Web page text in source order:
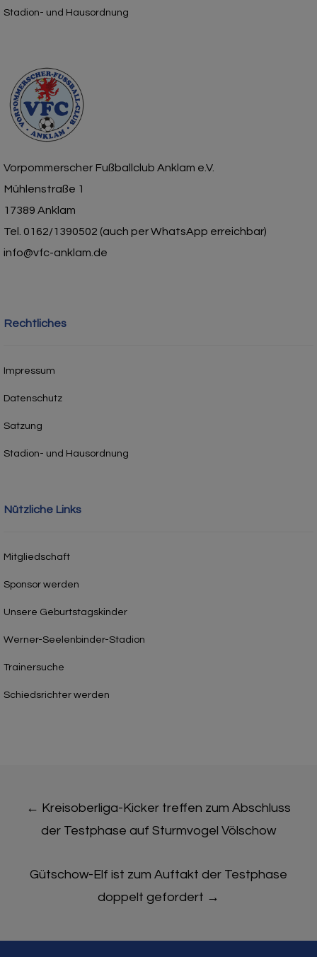
Stadion- und Hausordnung
Vorpommerscher Fußballclub Anklam e.V.
Mühlenstraße 1
17389 Anklam
Tel. 0162/1390502 (auch per WhatsApp erreichbar)
info@vfc-anklam.de
Rechtliches
Impressum
Datenschutz
Satzung
Stadion- und Hausordnung
Nützliche Links
Mitgliedschaft
Sponsor werden
Unsere Geburtstagskinder
Werner-Seelenbinder-Stadion
Trainersuche
Schiedsrichter werden
navigation
← Kreisoberliga-Kicker treffen zum Abschluss
der Testphase auf Sturmvogel Völschow
Gütschow-Elf ist zum Auftakt der Testphase
doppelt gefordert →